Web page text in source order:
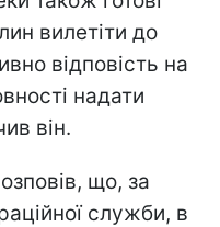
вилетіти до
відповість на
надати
він.
що, за
служби, в